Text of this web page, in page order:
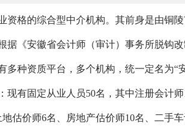
资格的综合型中介机构。其前身是由铜
据《安徽省会计师（审计）事务所脱钩
多种资质平台，多个机构，统一定名为“
现有固定从业人员50名，其中注册会计师
估价师6名、房地产估价师10名、二手